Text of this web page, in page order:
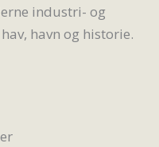
industri- og
havn og historie.